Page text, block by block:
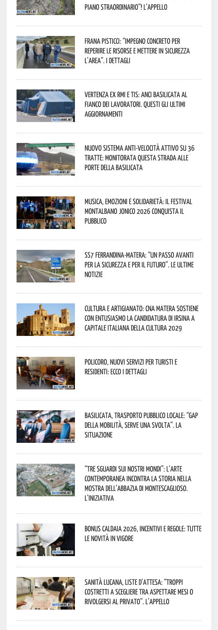
piano straordinario”! L’appello
Frana Pisticci: “Impegno concreto per
reperire le risorse e mettere in sicurezza
l’area”. I dettagli
Vertenza ex RMI e TIS: ANCI Basilicata al
fianco dei lavoratori. Questi gli ultimi
aggiornamenti
Nuovo sistema anti-velocità attivo su 36
tratte: monitorata questa strada alle
porte della Basilicata
Musica, emozioni e solidarietà: il Festival
Montalbano Jonico 2026 conquista il
pubblico
SS7 Ferrandina-Matera: “Un passo avanti
per la sicurezza e per il futuro”. Le ultime
notizie
Cultura e Artigianato: CNA Matera sostiene
con entusiasmo la candidatura di Irsina a
Capitale Italiana della Cultura 2029
Policoro, nuovi servizi per turisti e
residenti: ecco i dettagli
Basilicata, trasporto pubblico locale: “Gap
della mobilità, serve una svolta”. La
situazione
“Tre Sguardi sui Nostri Mondi”: l’arte
contemporanea incontra la storia nella
mostra dell’Abbazia di Montescaglioso.
L’iniziativa
Bonus caldaia 2026, incentivi e regole: tutte
le novità in vigore
Sanità lucana, liste d’attesa: “Troppi
costretti a scegliere tra aspettare mesi o
rivolgersi al privato”. L’appello